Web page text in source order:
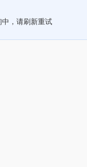
中，请刷新重试